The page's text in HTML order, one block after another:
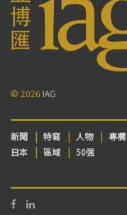
© 2026 IAG
新聞 特寫 人物 專欄
日本
區域 50强